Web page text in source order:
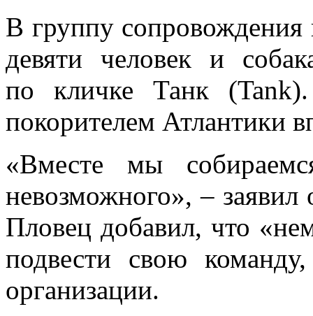
В группу сопровождения
девяти человек и
по кличке Танк
покорителем Атлантики
«Вместе мы
невозможного», –
Пловец добавил, что
подвести свою
организации.